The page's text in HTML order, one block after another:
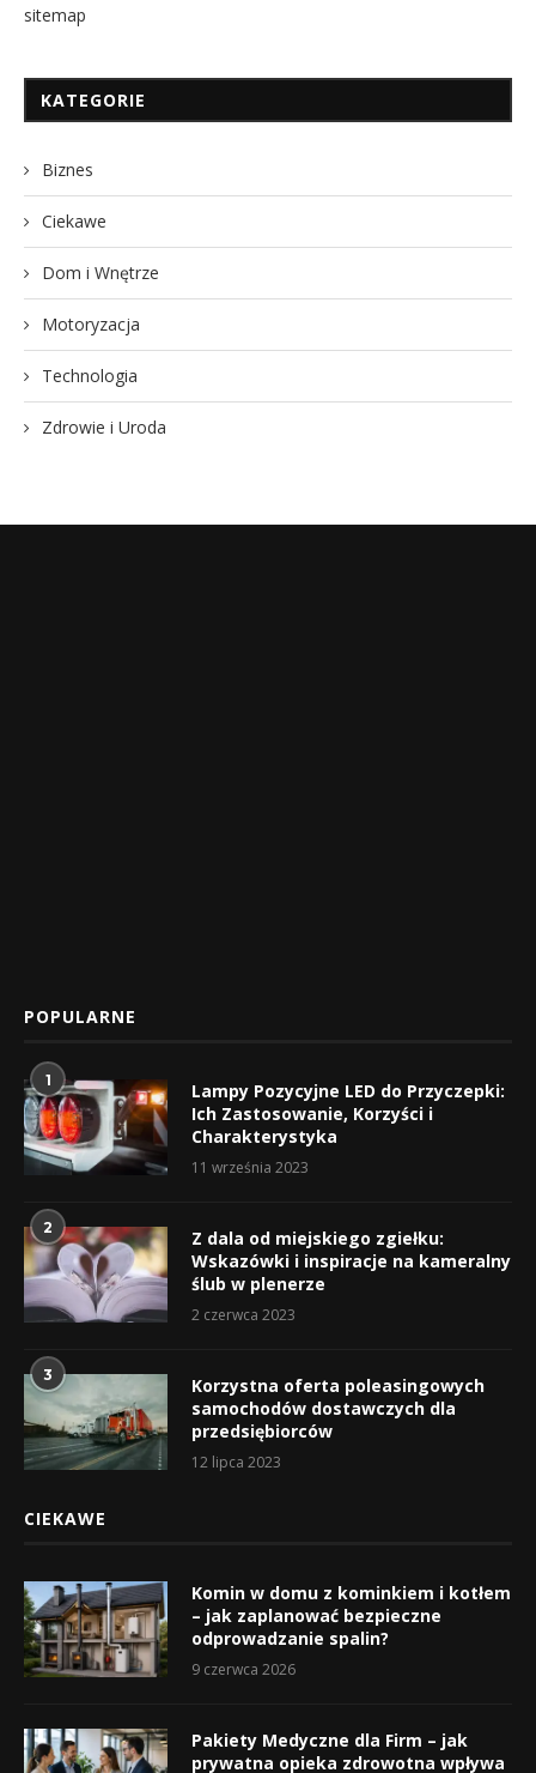
sitemap
KATEGORIE
Biznes
Ciekawe
Dom i Wnętrze
Motoryzacja
Technologia
Zdrowie i Uroda
POPULARNE
1
Lampy Pozycyjne LED do Przyczepki:
Ich Zastosowanie, Korzyści i
Charakterystyka
11 września 2023
2
Z dala od miejskiego zgiełku:
Wskazówki i inspiracje na kameralny
ślub w plenerze
2 czerwca 2023
3
Korzystna oferta poleasingowych
samochodów dostawczych dla
przedsiębiorców
12 lipca 2023
CIEKAWE
Komin w domu z kominkiem i kotłem
– jak zaplanować bezpieczne
odprowadzanie spalin?
9 czerwca 2026
Pakiety Medyczne dla Firm – jak
prywatna opieka zdrowotna wpływa